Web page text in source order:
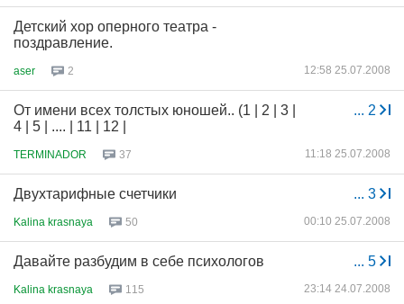
Детский хор оперного театра -
поздравление.
aser 2 12:58 25.07.2008
... 2
От имени всех толстых юношей.. (1 | 2 | 3 |
4 | 5 | .... | 11 | 12 |
TERMINADOR 37 11:18 25.07.2008
... 3
Двухтарифные счетчики
Kalina krasnaya 50 00:10 25.07.2008
... 5
Давайте разбудим в себе психологов
Kalina krasnaya 115 23:14 24.07.2008